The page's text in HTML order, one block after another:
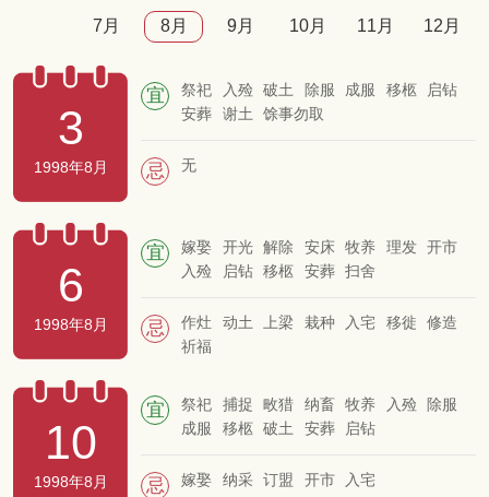
7月 8月 9月 10月 11月 12月
3
1998年8月
宜 祭祀 入殓 破土 除服 成服 移柩
启钻
安葬
谢土 馀事勿取
忌 无
6
1998年8月
宜 嫁娶 开光 解除 安床 牧养 理发 开市
入殓
启钻 移柩 安葬 扫舍
忌 作灶 动土 上梁 栽种 入宅 移徙
修造
祈福
10
1998年8月
宜 祭祀 捕捉 畋猎 纳畜 牧养 入殓
除服
成服
移柩 破土 安葬 启钻
忌 嫁娶 纳采 订盟 开市 入宅